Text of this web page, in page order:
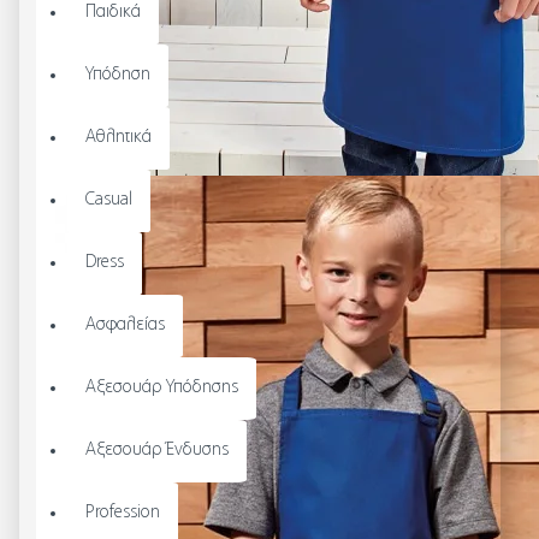
Παιδικά
Υπόδηση
Αθλητικά
Casual
Dress
Ασφαλείας
Αξεσουάρ Υπόδησης
Αξεσουάρ Ένδυσης
Profession